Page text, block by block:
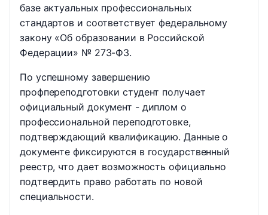
базе актуальных профессиональных
стандартов и соответствует федеральному
закону «Об образовании в Российской
Федерации» № 273-ФЗ.
По успешному завершению
профпереподготовки студент получает
официальный документ - диплом о
профессиональной переподготовке,
подтверждающий квалификацию. Данные о
документе фиксируются в государственный
реестр, что дает возможность официально
подтвердить право работать по новой
специальности.